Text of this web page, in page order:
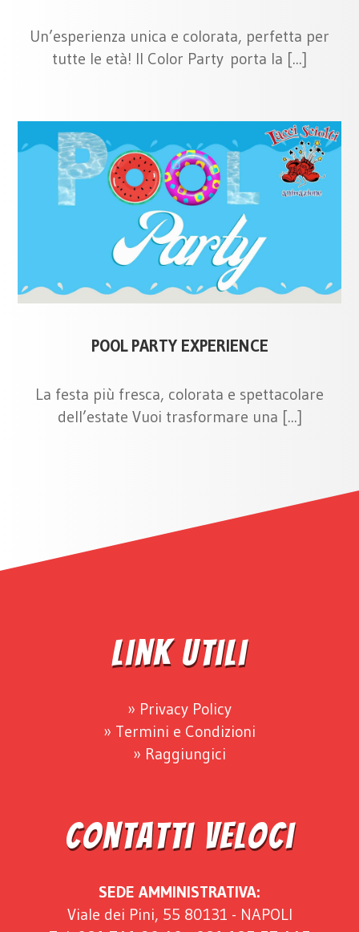
Un’esperienza unica e colorata, perfetta per
tutte le età! Il Color Party porta la [...]
POOL PARTY EXPERIENCE
La festa più fresca, colorata e spettacolare
dell’estate Vuoi trasformare una [...]
Link Utili
Privacy Policy
Termini e Condizioni
Raggiungici
Contatti Veloci
SEDE AMMINISTRATIVA:
Viale dei Pini, 55 80131 - NAPOLI